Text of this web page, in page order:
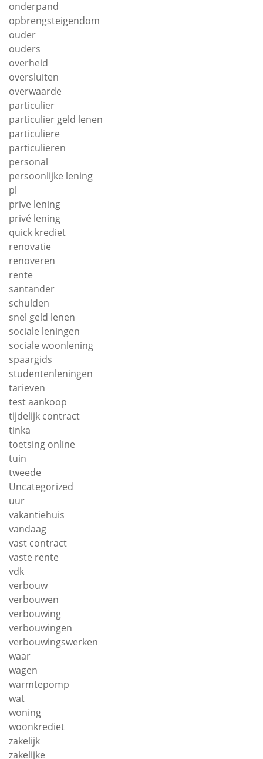
onderpand
opbrengsteigendom
ouder
ouders
overheid
oversluiten
overwaarde
particulier
particulier geld lenen
particuliere
particulieren
personal
persoonlijke lening
pl
prive lening
privé lening
quick krediet
renovatie
renoveren
rente
santander
schulden
snel geld lenen
sociale leningen
sociale woonlening
spaargids
studentenleningen
tarieven
test aankoop
tijdelijk contract
tinka
toetsing online
tuin
tweede
Uncategorized
uur
vakantiehuis
vandaag
vast contract
vaste rente
vdk
verbouw
verbouwen
verbouwing
verbouwingen
verbouwingswerken
waar
wagen
warmtepomp
wat
woning
woonkrediet
zakelijk
zakelijke